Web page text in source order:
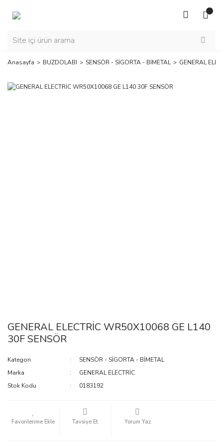
Anasayfa BUZDOLABI SENSÖR - SİGORTA - BİMETAL GENERAL
GENERAL ELECTRİC WR50X10068 GE L140
30F SENSÖR
Kategori
SENSÖR - SİGORTA - BİMETAL
Marka
GENERAL ELECTRİC
Stok Kodu
0183192
Tavsiye Et Yorum Yaz